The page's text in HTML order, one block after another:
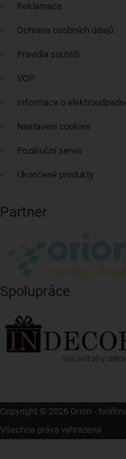
Reklamace
Ochrana osobních údajů
Pravidla soutěží
VOP
Informace o
Nastavení cookies
Pozáruční servis
Ukončené produkty
Partner
Spolupráce
Copyright © 2026 Orion -
Všechna práva vyhrazena